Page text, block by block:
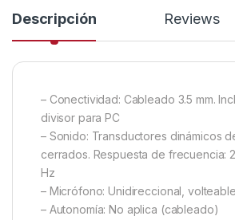
Descripción Reviews
– Conectividad: Cableado 3.5 mm.
divisor para PC
– Sonido: Transductores dinámicos
cerrados. Respuesta de frecuencia:
Hz
– Micrófono: Unidireccional,
– Autonomía: No aplica (cableado)